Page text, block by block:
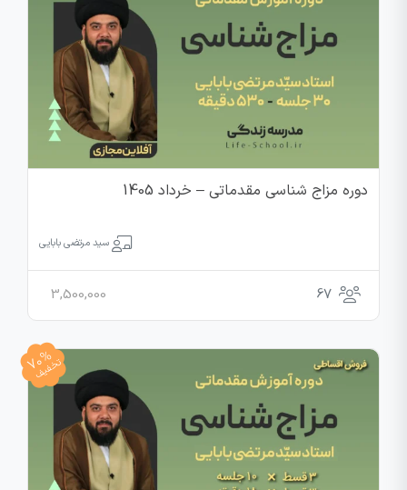
دوره مزاج شناسی مقدماتی – خرداد 1405
سید مرتضی بابایی
67
3,500,000
70%
تخفیف